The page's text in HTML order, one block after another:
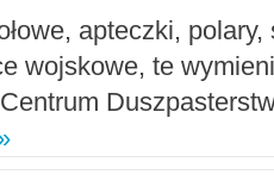
apteczki,
wojskowe, te